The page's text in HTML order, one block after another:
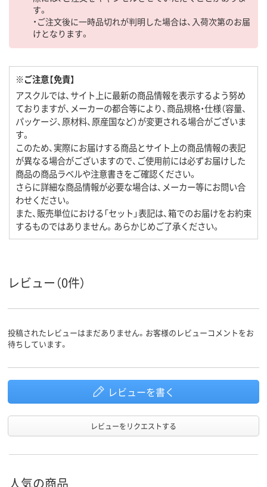
す。
・ご注文後に一時品切れが判明した場合は、入荷次第のお届
けとなります。
※ご注意【免責】
アスクルでは、サイト上に最新の商品情報を表示するよう努め
ておりますが、メーカーの都合等により、商品規格・仕様（容量、
パッケージ、原材料、原産国など）が変更される場合がございま
す。
このため、実際にお届けする商品とサイト上の商品情報の表記
が異なる場合がございますので、ご使用前には必ずお届けした
商品の商品ラベルや注意書きをご確認ください。
さらに詳細な商品情報が必要な場合は、メーカー等にお問い合
わせください。
また、販売単位における「セット」表記は、箱でのお届けをお約束
するものではありません。あらかじめご了承ください。
レビュー（0件）
投稿されたレビューはまだありません。お客様のレビューコメントをお
待ちしています。
レビューを書く
レビューをリクエストする
人気の商品